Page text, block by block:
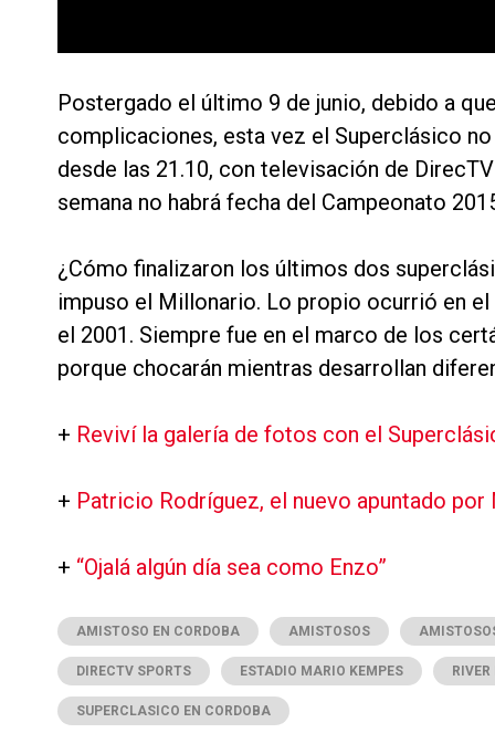
Postergado el último 9 de junio, debido a
complicaciones, esta vez el Superclásico
desde las 21.10, con televisación de
semana no habrá fecha del Campeonato
¿Cómo finalizaron los últimos dos
impuso el Millonario. Lo propio ocurrió en
el 2001. Siempre fue en el marco de los
porque chocarán mientras desarrollan
+ Reviví la galería de fotos con el
+ Patricio Rodríguez, el nuevo apuntado por
+ “Ojalá algún día sea como Enzo”
AMISTOSO EN CORDOBA AMISTOSOS
DIRECTV SPORTS ESTADIO MARIO KEMPES
SUPERCLASICO EN CORDOBA